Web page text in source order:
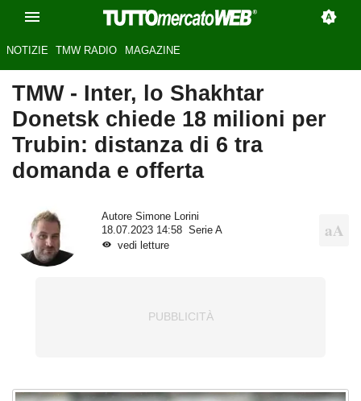
NOTIZIE TMW RADIO MAGAZINE
TMW - Inter, lo Shakhtar
Donetsk chiede 18 milioni per
Trubin: distanza di 6 tra
domanda e offerta
Autore Simone Lorini
18.07.2023 14:58
Serie A
vedi letture